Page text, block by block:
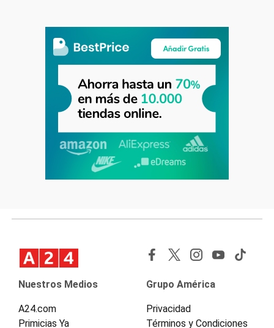
Nuestros Medios
A24.com
Primicias Ya
Grupo América
Privacidad
Términos y Condiciones